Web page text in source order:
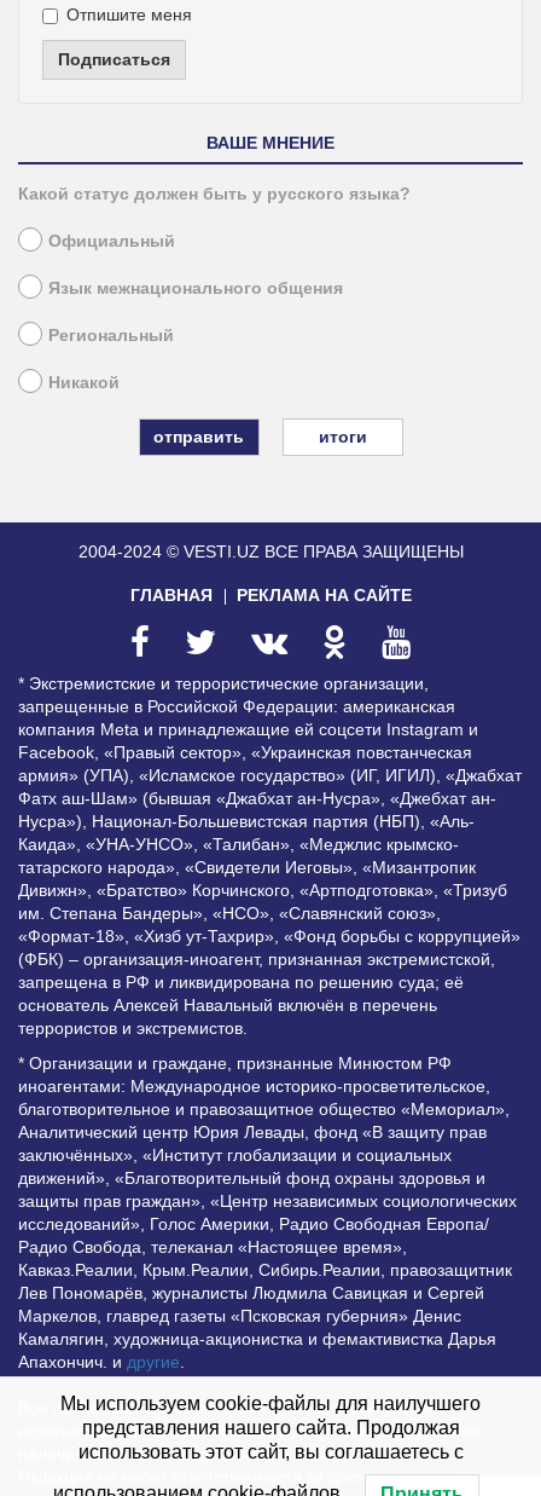
Отпишите меня
Подписаться
ВАШЕ МНЕНИЕ
Какой статус должен быть у русского языка?
Официальный
Язык межнационального общения
Региональный
Никакой
итоги
2004-2024 © VESTI.UZ ВСЕ ПРАВА ЗАЩИЩЕНЫ
ГЛАВНАЯ РЕКЛАМА НА САЙТЕ
* Экстремистские и террористические организации,
запрещенные в Российской Федерации: американская
компания Meta и принадлежащие ей соцсети Instagram и
Facebook, «Правый сектор», «Украинская повстанческая
армия» (УПА), «Исламское государство» (ИГ, ИГИЛ), «Джабхат
Фатх аш-Шам» (бывшая «Джабхат ан-Нусра», «Джебхат ан-
Нусра»), Национал-Большевистская партия (НБП), «Аль-
Каида», «УНА-УНСО», «Талибан», «Меджлис крымско-
татарского народа», «Свидетели Иеговы», «Мизантропик
Дивижн», «Братство» Корчинского, «Артподготовка», «Тризуб
им. Степана Бандеры», «НСО», «Славянский союз»,
«Формат-18», «Хизб ут-Тахрир», «Фонд борьбы с коррупцией»
(ФБК) – организация-иноагент, признанная экстремистской,
запрещена в РФ и ликвидирована по решению суда; её
основатель Алексей Навальный включён в перечень
террористов и экстремистов.
* Организации и граждане, признанные Минюстом РФ
иноагентами: Международное историко-просветительское,
благотворительное и правозащитное общество «Мемориал»,
Аналитический центр Юрия Левады, фонд «В защиту прав
заключённых», «Институт глобализации и социальных
движений», «Благотворительный фонд охраны здоровья и
защиты прав граждан», «Центр независимых социологических
исследований», Голос Америки, Радио Свободная Европа/
Радио Свобода, телеканал «Настоящее время»,
Кавказ.Реалии, Крым.Реалии, Сибирь.Реалии, правозащитник
Лев Пономарёв, журналисты Людмила Савицкая и Сергей
Маркелов, главред газеты «Псковская губерния» Денис
Камалягин, художница-акционистка и фемактивистка Дарья
Апахончич. и другие
Все права защищены и охраняются законом. Любое
использование материалов сайта допустимо при условии
наличия активной гиперссылки на Vesti.UZ.
Редакция не несет ответственности за достоверность
Мы используем cookie-файлы для наилучшего
представления нашего сайта. Продолжая
использовать этот сайт, вы соглашаетесь с